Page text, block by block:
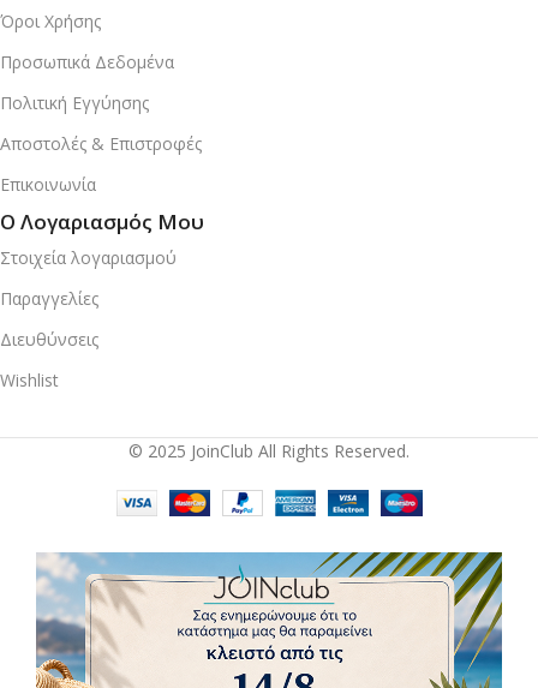
Όροι Χρήσης
Προσωπικά Δεδομένα
Πολιτική Εγγύησης
Αποστολές & Επιστροφές
Επικοινωνία
Ο Λογαριασμός Μου
Στοιχεία λογαριασμού
Παραγγελίες
Διευθύνσεις
Wishlist
© 2025 JoinClub All Rights Reserved.